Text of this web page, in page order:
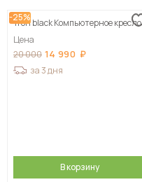
-25%
Tron black Компьютерное кресло
Цена
20 000 14 990
за 3 дня
В корзину